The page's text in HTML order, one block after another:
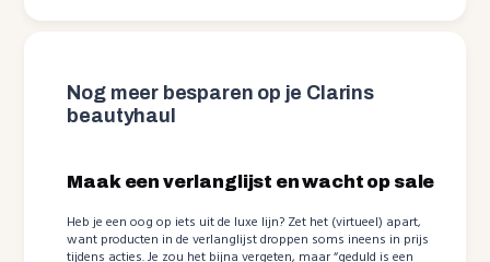
Nog meer besparen op je Clarins
beautyhaul
Maak een verlanglijst en wacht op sale
Heb je een oog op iets uit de luxe lijn? Zet het (virtueel) apart,
want producten in de verlanglijst droppen soms ineens in prijs